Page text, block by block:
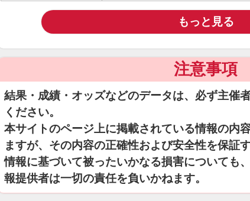
もっと見る
注意事項
結果・成績・オッズなどのデータは、必ず主催
ください。
本サイトのページ上に掲載されている情報の内
ますが、その内容の正確性および安全性を保証
情報に基づいて被ったいかなる損害についても
報提供者は一切の責任を負いかねます。